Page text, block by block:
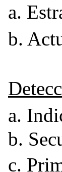
a.
b.
a.
b.
c.